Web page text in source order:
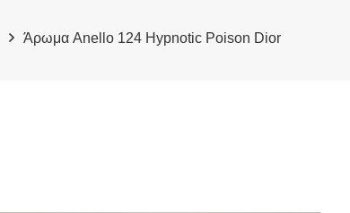
Άρωμα Anello 124 Hypnotic Poison Dior